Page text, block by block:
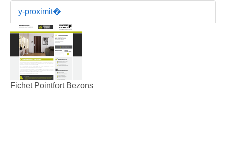
y-proximit�
Fichet Pointfort Bezons